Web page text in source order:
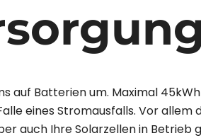
auf Batterien um. Maximal
eines Stromausfalls. Vor allem
auch Ihre Solarzellen in Betrieb